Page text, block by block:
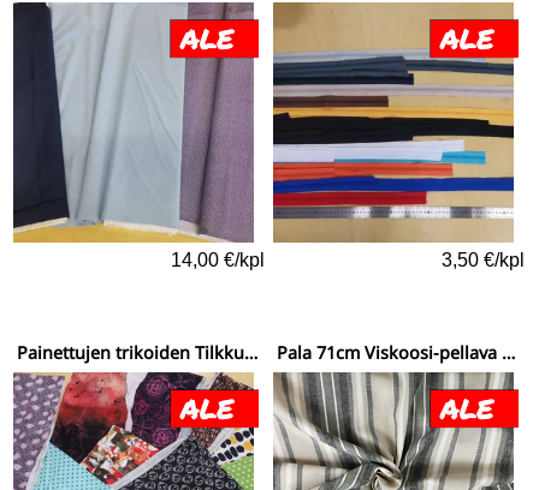
14,00 €/kpl 3,50 €/kpl
Painettujen trikoiden TilkkuSÄKKI - 2 Pala 71cm Viskoosi-pellava symmetriset raidat